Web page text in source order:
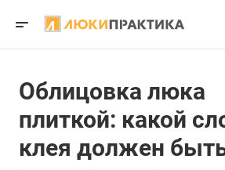
Облицовка люка
плиткой: какой
клея должен